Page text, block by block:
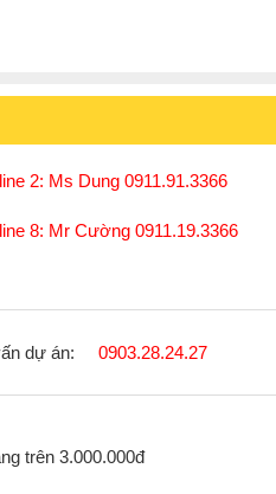
2: Ms Dung 0911.91.3366
8: Mr Cường 0911.19.3366
dự án: 0903.28.24.27
trên 3.000.000đ